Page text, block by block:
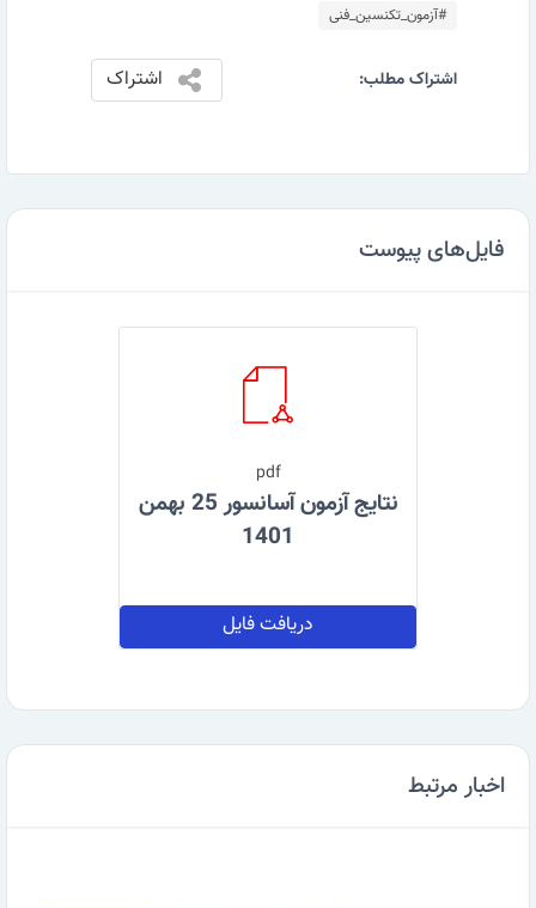
#آزمون_تکنسین_فنی
اشتراک مطلب: اشتراک
فایل‌های پیوست
pdf
نتایج آزمون آسانسور 25 بهمن
1401
دریافت فایل
اخبار مرتبط